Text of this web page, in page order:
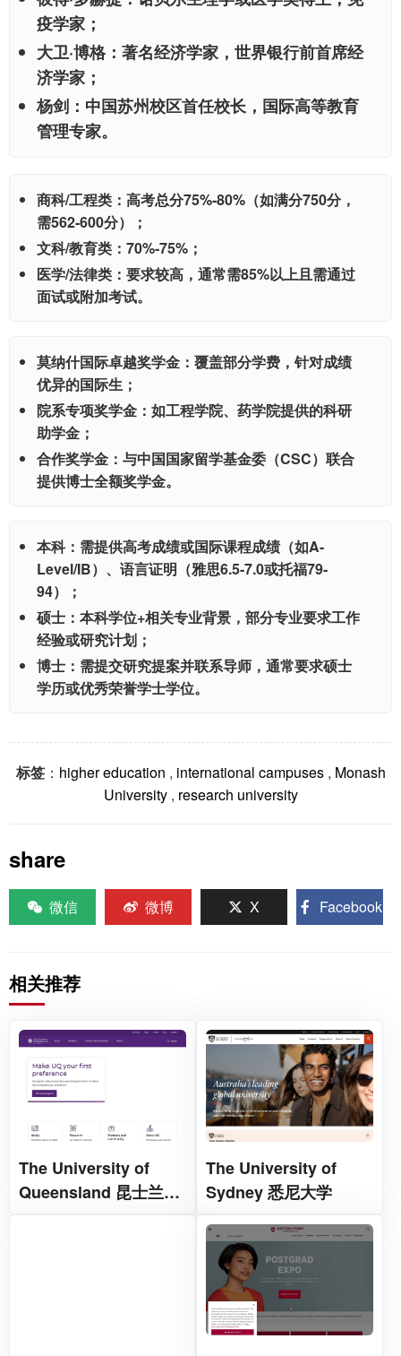
疫学家；
大卫·博格：著名经济学家，世界银行前首席经
济学家；
杨剑：中国苏州校区首任校长，国际高等教育
管理专家。
商科/工程类：高考总分75%-80%（如满分750分，
需562-600分）；
文科/教育类：70%-75%；
医学/法律类：要求较高，通常需85%以上且需通过
面试或附加考试。
莫纳什国际卓越奖学金：覆盖部分学费，针对成绩
优异的国际生；
院系专项奖学金：如工程学院、药学院提供的科研
助学金；
合作奖学金：与中国国家留学基金委（CSC）联合
提供博士全额奖学金。
本科：需提供高考成绩或国际课程成绩（如A-
Level/IB）、语言证明（雅思6.5-7.0或托福79-
94）；
硕士：本科学位+相关专业背景，部分专业要求工作
经验或研究计划；
博士：需提交研究提案并联系导师，通常要求硕士
学历或优秀荣誉学士学位。
标签： higher education , international campuses, Monash
University, research university
share
微信 微博 X Facebook
相关推荐
The University of
Queensland 昆士兰大
学
The University of
Sydney 悉尼大学